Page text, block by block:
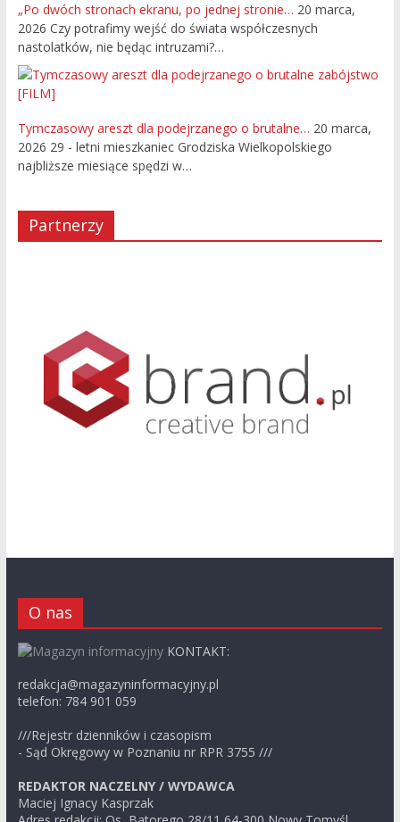
„Po dwóch stronach ekranu, po jednej stronie… 20 marca,
2026 Czy potrafimy wejść do świata współczesnych
nastolatków, nie będąc intruzami?…
Tymczasowy areszt dla podejrzanego o brutalne… 20 marca,
2026 29 - letni mieszkaniec Grodziska Wielkopolskiego
najbliższe miesiące spędzi w…
Partnerzy
O nas
KONTAKT:
redakcja@magazyninformacyjny.pl
telefon: 784 901 059
///Rejestr dzienników i czasopism
- Sąd Okręgowy w Poznaniu nr RPR 3755 ///
REDAKTOR NACZELNY / WYDAWCA
Maciej Ignacy Kasprzak